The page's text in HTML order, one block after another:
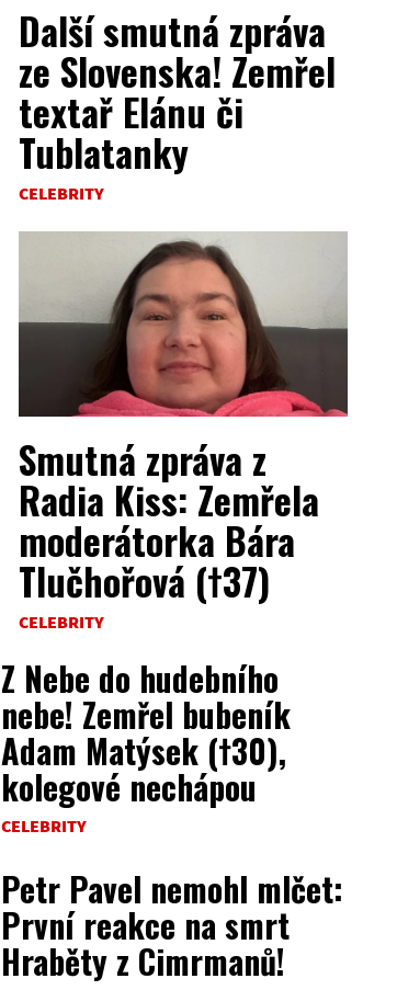
Další smutná zpráva
ze Slovenska! Zemřel
textař Elánu či
Tublatanky
CELEBRITY
Smutná zpráva z
Radia Kiss: Zemřela
moderátorka Bára
Tlučhořová (†37)
CELEBRITY
Z Nebe do hudebního
nebe! Zemřel bubeník
Adam Matýsek (†30),
kolegové nechápou
CELEBRITY
Petr Pavel nemohl mlčet:
První reakce na smrt
Hraběty z Cimrmanů!